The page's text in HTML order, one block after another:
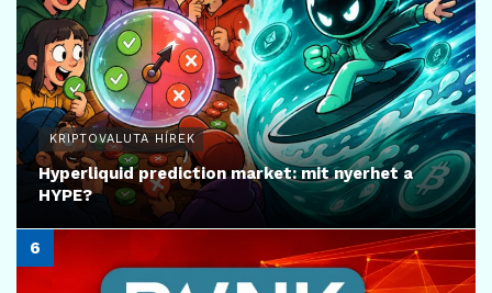
KRIPTOVALUTA HÍREK
Hyperliquid prediction market: mit nyerhet a
HYPE?